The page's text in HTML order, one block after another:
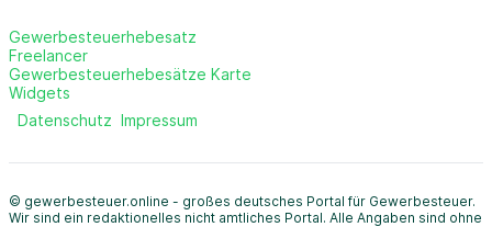
Gewerbesteuerhebesatz
Freelancer
Gewerbesteuerhebesätze Karte
Widgets
Datenschutz Impressum
© gewerbesteuer.online - großes deutsches Portal für Gewerbesteuer.
Wir sind ein redaktionelles nicht amtliches Portal. Alle Angaben sind ohne